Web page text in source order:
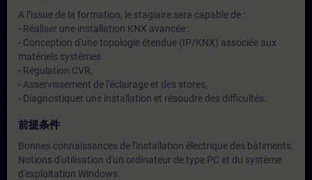
A l’issue de la formation, le stagiaire sera capable de :
- Réaliser une installation KNX avancée :
- Conception d'une topologie étendue (IP/KNX) associée aux
matériels systèmes
- Régulation CVR,
- Asservissement de l'éclairage et des stores,
- Diagnostiquer une installation et résoudre des difficultés.
前提条件
Bonnes connaissances de l'installation électrique des bâtiments.
Notions d'utilisation d'un ordinateur de type PC et du système
d'exploitation Windows.